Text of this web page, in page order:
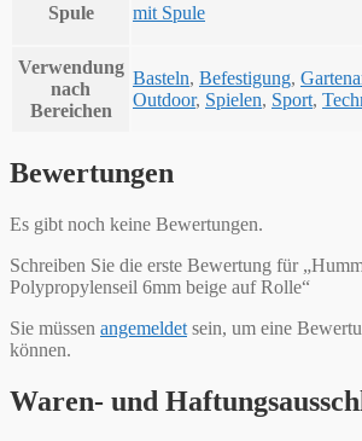
Spule mit Spule
Verwendung
nach
Bereichen
Basteln, Befestigung,
Outdoor, Spielen, Sport,
Bewertungen
Es gibt noch keine Bewertungen.
Schreiben Sie die erste Bewertung für
Polypropylenseil 6mm beige auf Rolle“
Sie müssen angemeldet sein, um eine
können.
Waren- und